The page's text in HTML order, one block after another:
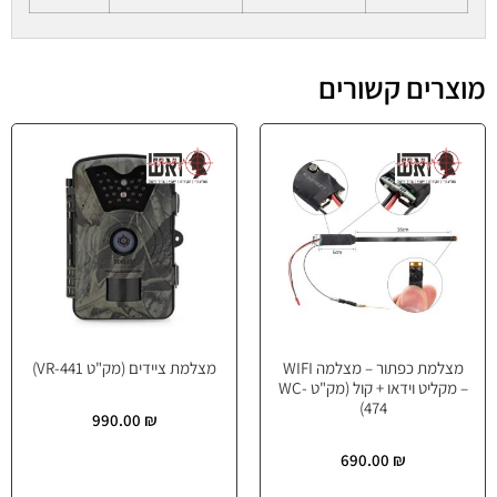
מוצרים קשורים
מצלמת כפתור – מצלמה WIFI
– מקליט וידאו + קול (מק"ט WC-
474)
690.00 ₪
מצלמת ציידים (מק"ט VR-441)
990.00 ₪